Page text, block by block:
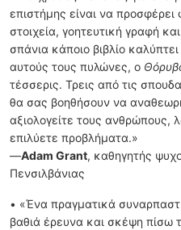
επιστήμης είναι να προσφέρει
στοιχεία, γοητευτική γραφή
σπάνια κάποιο βιβλίο
αυτούς τους πυλώνες, ο
τέσσερις. Τρεις από τις
θα σας βοηθήσουν να
αξιολογείτε τους ανθρώπους,
επιλύετε προβλήματα.»
—Adam Grant, καθηγητής
Πενσιλβάνιας
• «Ένα πραγματικά
βαθιά έρευνα και σκέψη πίσω